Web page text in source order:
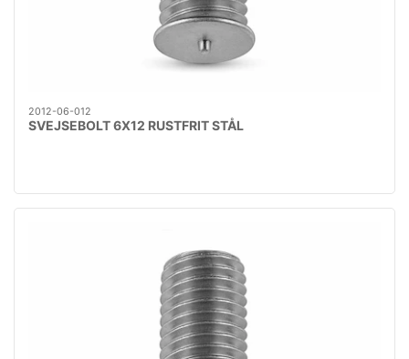
2012-06-012
SVEJSEBOLT 6X12 RUSTFRIT STÅL